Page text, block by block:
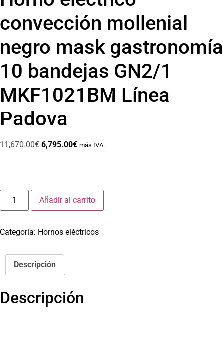
convección mollenial
negro mask gastronomía
10 bandejas GN2/1
MKF1021BM Línea
Padova
11,670.00€ 6,795.00€ más IVA.
Añadir al carrito
Categoría: Hornos eléctricos
Descripción
Descripción